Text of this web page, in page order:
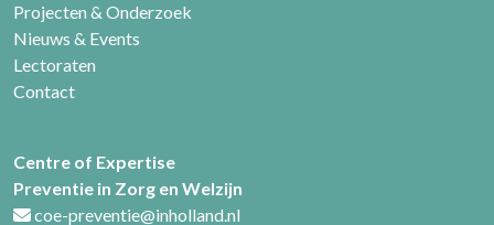
Projecten & Onderzoek
Nieuws & Events
Lectoraten
Contact
Centre of Expertise
Preventie in Zorg en Welzijn
coe-preventie@inholland.nl